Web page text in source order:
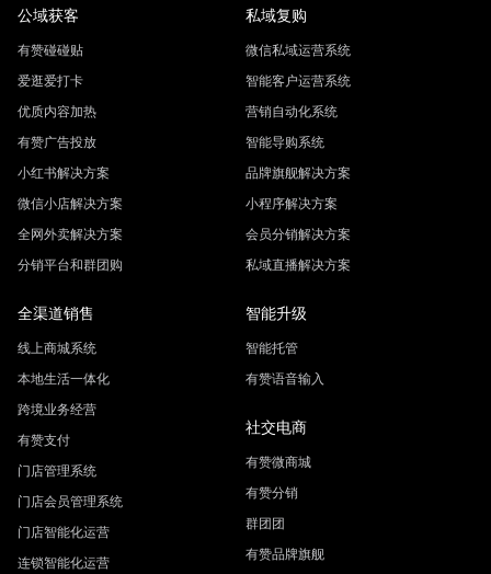
公域获客
有赞碰碰贴
爱逛爱打卡
优质内容加热
有赞广告投放
小红书解决方案
微信小店解决方案
全网外卖解决方案
分销平台和群团购
私域复购
微信私域运营系统
智能客户运营系统
营销自动化系统
智能导购系统
品牌旗舰解决方案
小程序解决方案
会员分销解决方案
私域直播解决方案
全渠道销售
线上商城系统
本地生活一体化
跨境业务经营
有赞支付
门店管理系统
门店会员管理系统
门店智能化运营
连锁智能化运营
智能升级
智能托管
有赞语音输入
社交电商
有赞微商城
有赞分销
群团团
有赞品牌旗舰